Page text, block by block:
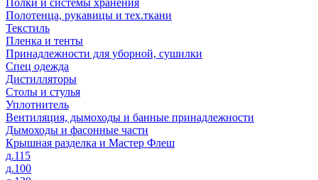
Полки и системы хранения
Полотенца, рукавицы и тех.ткани
Текстиль
Пленка и тенты
Принадлежности для уборной, сушилки
Спец одежда
Дистилляторы
Столы и стулья
Уплотнитель
Вентиляция, дымоходы и банные принадлежности
Дымоходы и фасонные части
Крышная разделка и Мастер Флеш
д.115
д.100